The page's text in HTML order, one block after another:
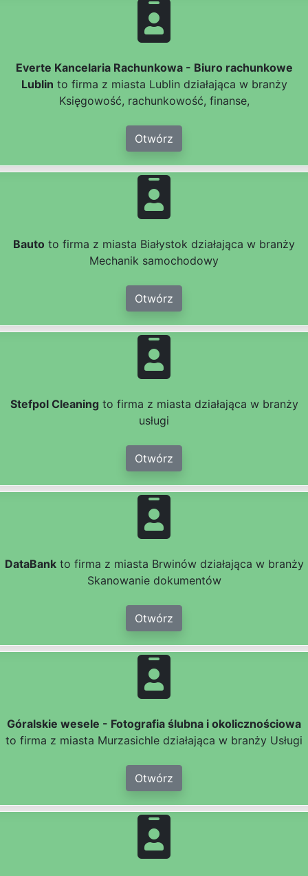
Everte Kancelaria Rachunkowa - Biuro rachunkowe
Lublin to firma z miasta Lublin działająca w branży
Księgowość, rachunkowość, finanse,
Otwórz
Bauto to firma z miasta Białystok działająca w branży
Mechanik samochodowy
Otwórz
Stefpol Cleaning to firma z miasta działająca w branży
usługi
Otwórz
DataBankto firma z miasta Brwinów działająca w branży
Skanowanie dokumentów
Otwórz
Góralskie wesele - Fotografia ślubna i okolicznościowa
to firma z miasta Murzasichle działająca w branży Usługi
Otwórz